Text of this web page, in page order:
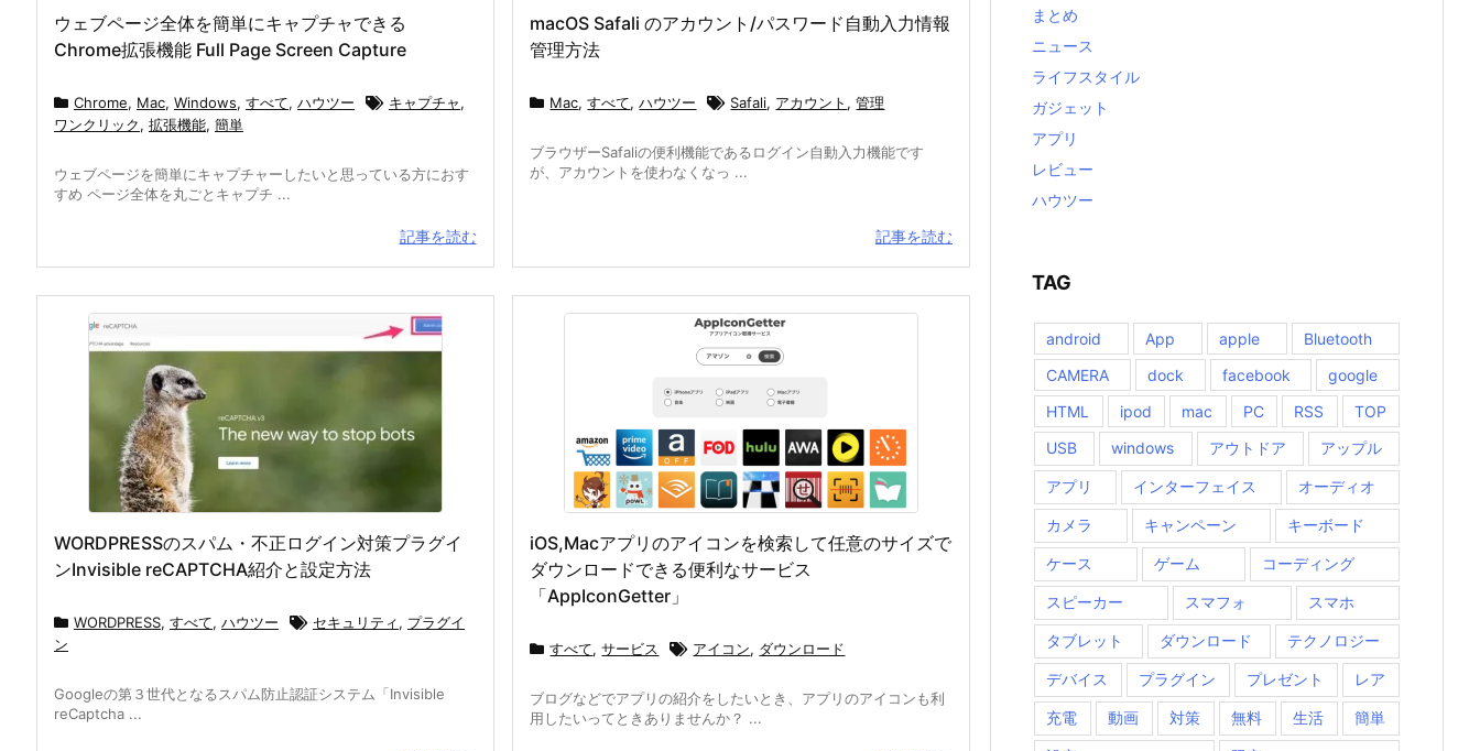
ウェブページ全体を簡単にキャプチャできる
Chrome拡張機能 Full Page Screen Capture
Chrome, Mac, Windows, すべて, ハウツー キャプチャ,
ワンクリック, 拡張機能, 簡単
ウェブページを簡単にキャプチャーしたいと思っている方におす
すめ ページ全体を丸ごとキャプチ ...
記事を読む
macOS Safali のアカウント/パスワード自動入力情報
管理方法
Mac,すべて,ハウツー Safali, アカウント ,管理
ブラウザーSafaliの便利機能であるログイン自動入力機能です
が、アカウントを使わなくなっ ...
記事を読む
WORDPRESSのスパム・不正ログイン対策プラグイ
ンInvisible reCAPTCHA紹介と設定方法
WORDPRESS, すべて, ハウツー セキュリティ, プラグイ
ン
Googleの第３世代となるスパム防止認証システム「Invisible
reCaptcha ...
iOS,Macアプリのアイコンを検索して任意のサイズで
ダウンロードできる便利なサービス
「AppIconGetter」
すべて,サービス アイコン, ダウンロード
ブログなどでアプリの紹介をしたいとき、アプリのアイコンも利
用したいってときありませんか？ ...
まとめ
ニュース
ライフスタイル
ガジェット
アプリ
レビュー
ハウツー
TAG
android App apple
Bluetooth
CAMERA
dock facebook
google
HTML
ipod mac PC RSS
TOP
USB
windows アウトドア アップル
アプリ インターフェイス オーディオ
カメラ キャンペーン キーボード
ケース ゲーム コーディング
スピーカー スマフォ スマホ
タブレット ダウンロード テクノロジー
デバイス プラグイン プレゼント レア
充電 動画 対策 無料 生活 簡単